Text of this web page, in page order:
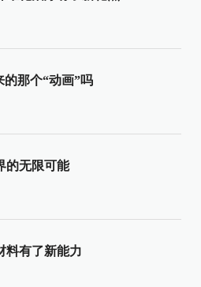
那个“动画”吗
的无限可能
料有了新能力